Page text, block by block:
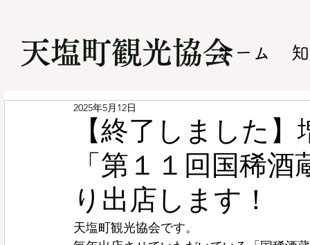
​天塩町観光協会ホーム
【終了しました
「第１１回国稀
り出店します！
2025年5月12日
天塩町観光協会です。